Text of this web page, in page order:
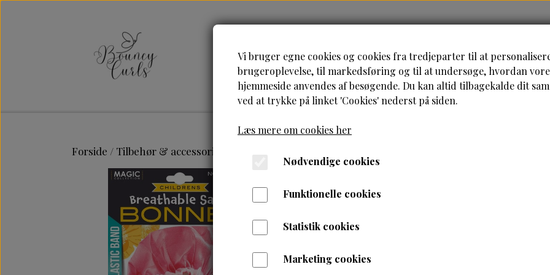
HJEM HÅRPLEJE HUDPLEJE
Forside Tilbehør & accessories
Magic-Childrens
44,85 kr.
Vi bruger egne cookies og cookies fra tredjeparter til at
brugeroplevelse, til markedsføring og til at undersøge, hvordan
hjemmeside anvendes af besøgende. Du kan altid tilbagekalde dit
ved at trykke på linket 'Cookies' nederst på siden.
Læs mere om cookies her
Nødvendige cookies
Funktionelle cookies
Statistik cookies
Marketing cookies